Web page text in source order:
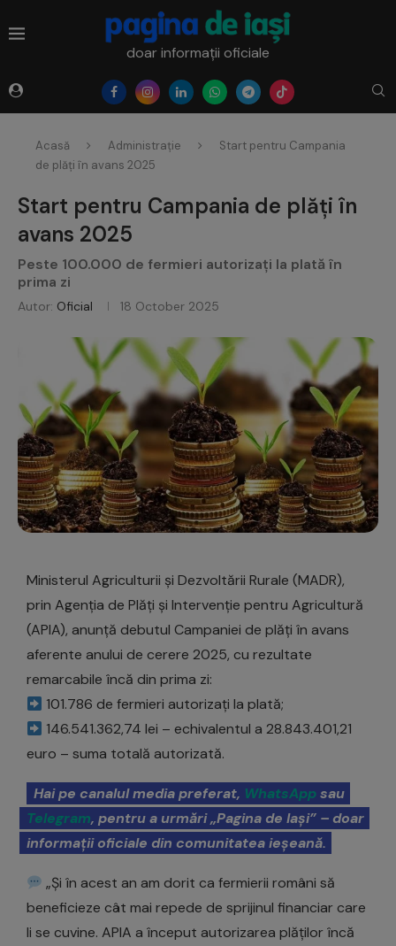
doar informații oficiale
Acasă Administrație
Start pentru Campania
de plăți în avans 2025
Start pentru Campania de plăți în
avans 2025
Peste 100.000 de fermieri autorizați la plată în
prima zi
Autor: Oficial 18 October 2025
Ministerul Agriculturii și Dezvoltării Rurale (MADR),
prin Agenția de Plăți și Intervenție pentru Agricultură
(APIA), anunță debutul Campaniei de plăți în avans
aferente anului de cerere 2025, cu rezultate
remarcabile încă din prima zi:
101.786 de fermieri autorizați la plată;
146.541.362,74 lei – echivalentul a 28.843.401,21
euro – suma totală autorizată.
Hai pe canalul media preferat, WhatsAppsau
Telegram, pentru a urmări „Pagina de Iași” – doar
informații oficiale din comunitatea ieșeană.
„Și în acest an am dorit ca fermierii români să
beneficieze cât mai repede de sprijinul financiar care
li se cuvine. APIA a început autorizarea plăților încă